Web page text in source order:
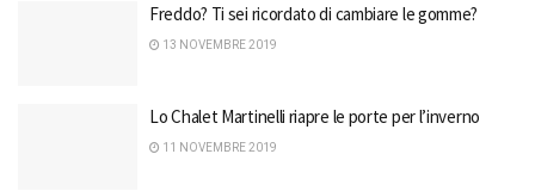
Freddo? Ti sei ricordato di cambiare le gomme?
13 NOVEMBRE 2019
Lo Chalet Martinelli riapre le porte per l’inverno
11 NOVEMBRE 2019